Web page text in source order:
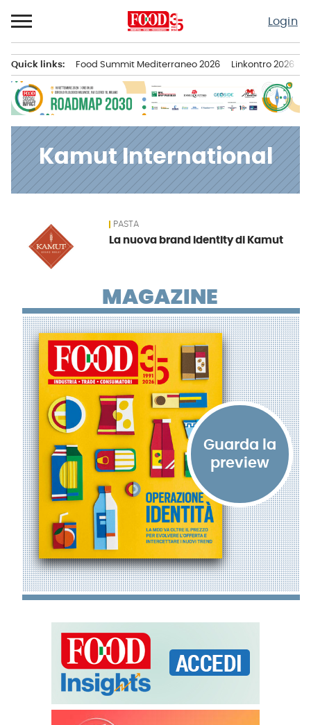
al
contenuto
Login
principale
Quick links: Food Summit Mediterraneo 2026 Linkontro 2026
Kamut International
PASTA
La nuova brand identity di Kamut
MAGAZINE